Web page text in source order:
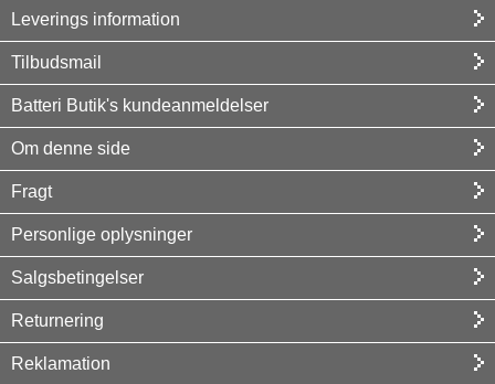
Leverings information
Tilbudsmail
Batteri Butik's kundeanmeldelser
Om denne side
Fragt
Personlige oplysninger
Salgsbetingelser
Returnering
Reklamation